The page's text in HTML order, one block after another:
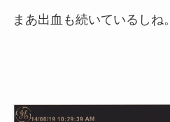
まあ出血も続いているしね。